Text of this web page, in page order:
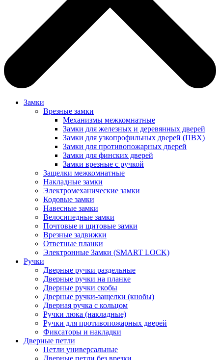
Замки
Врезные замки
Механизмы межкомнатные
Замки для железных и деревянных дверей
Замки для узкопрофильных дверей (ПВХ)
Замки для противопожарных дверей
Замки для финских дверей
Замки врезные с ручкой
Защелки межкомнатные
Накладные замки
Электромеханические замки
Кодовые замки
Навесные замки
Велосипедные замки
Почтовые и щитовые замки
Врезные задвижки
Ответные планки
Электронные Замки (SMART LOCK)
Ручки
Дверные ручки раздельные
Дверные ручки на планке
Дверные ручки скобы
Дверные ручки-защелки (кнобы)
Дверная ручка с кольцом
Ручки люка (накладные)
Ручки для противопожарных дверей
Фиксаторы и накладки
Дверные петли
Петли универсальные
Дверные петли без врезки